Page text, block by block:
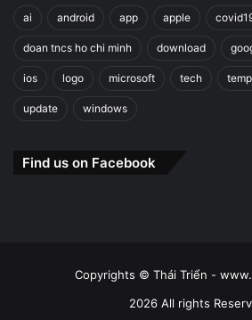
ai android app apple
doan tncs ho chi minh download
ios logo microsoft tech
update windows
Find us on Facebook
Copyrights © Thái Triển -
2026 All rights